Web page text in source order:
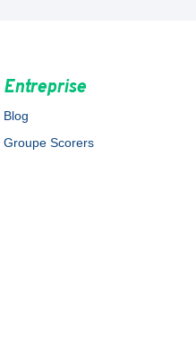
Entreprise
Blog
Groupe Scorers